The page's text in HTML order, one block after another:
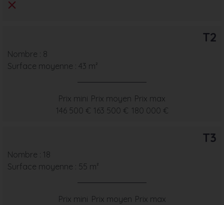
T2
Nombre : 8
Surface moyenne : 43 m²
Prix mini
146 500 €
Prix moyen
163 500 €
Prix max
180 000 €
T3
Nombre : 18
Surface moyenne : 55 m²
Prix mini Prix moyen Prix max